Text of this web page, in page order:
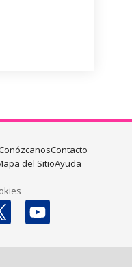
Contacto
del SitioAyuda
us on X